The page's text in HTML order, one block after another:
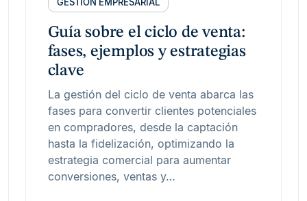
Guía sobre el ciclo de venta:
fases, ejemplos y estrategias
clave
La gestión del ciclo de venta abarca las
fases para convertir clientes potenciales
en compradores, desde la captación
hasta la fidelización, optimizando la
estrategia comercial para aumentar
conversiones, ventas y…